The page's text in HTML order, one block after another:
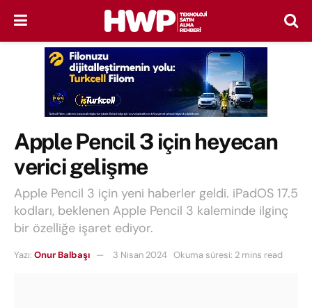
Apple Pencil 3 için heyecan
verici gelişme
Apple Pencil 3 için yeni haberler geldi. iPadOS 17.5
kodları, beklenen Apple Pencil 3 kaleminde ilginç
bir özelliğe işaret ediyor.
Yazı: Onur Balbaşı 3 Nisan 2024 Okuma süresi: 2 mins read